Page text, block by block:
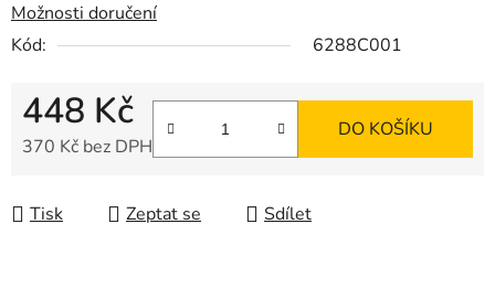
Možnosti doručení
Kód:
6288C001
448 Kč
370 Kč bez DPH
DO KOŠÍKU
Tisk Zeptat se Sdílet